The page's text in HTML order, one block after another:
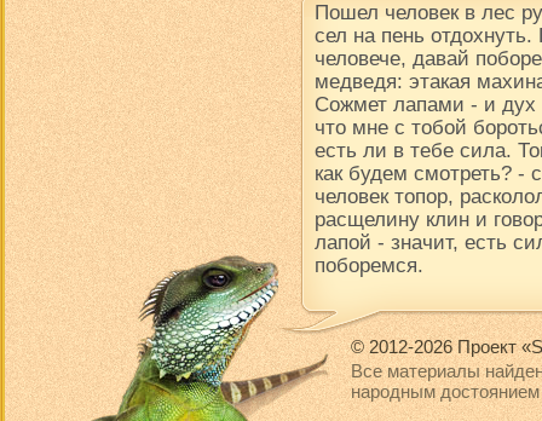
Пошел человек в лес
сел на пень
человече, давай
медведя: этакая
Сожмет лапами - и дух
что мне с тобой
есть ли в тебе сила.
как будем смотреть? -
человек топор,
расщелину клин и
лапой - значит, есть
поборемся.
© 2012-2026 Проект
Все материалы
народным достоянием